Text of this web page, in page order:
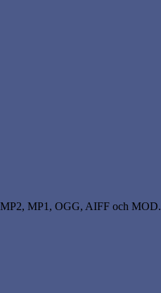
MP2, MP1, OGG, AIFF och MOD.